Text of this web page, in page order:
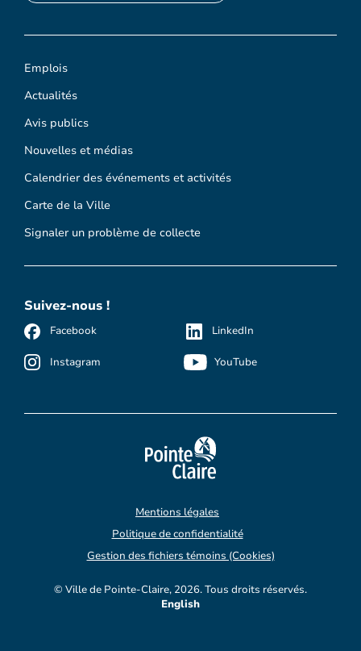
Emplois
Actualités
Avis publics
Nouvelles et médias
Calendrier des événements et activités
Carte de la Ville
Signaler un problème de collecte
Suivez-nous !
Facebook
Instagram
LinkedIn
YouTube
© Ville de Pointe-Claire, 2026. Tous droits réservés.
Mentions légales
Politique de confidentialité
Gestion des fichiers témoins (Cookies)
English